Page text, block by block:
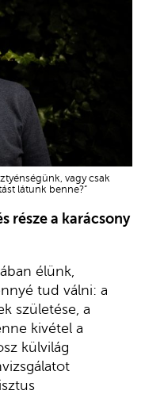
vagy csak
látunk benne?”
része a karácsony
élünk,
tud válni: a
születése, a
kivétel a
külvilág